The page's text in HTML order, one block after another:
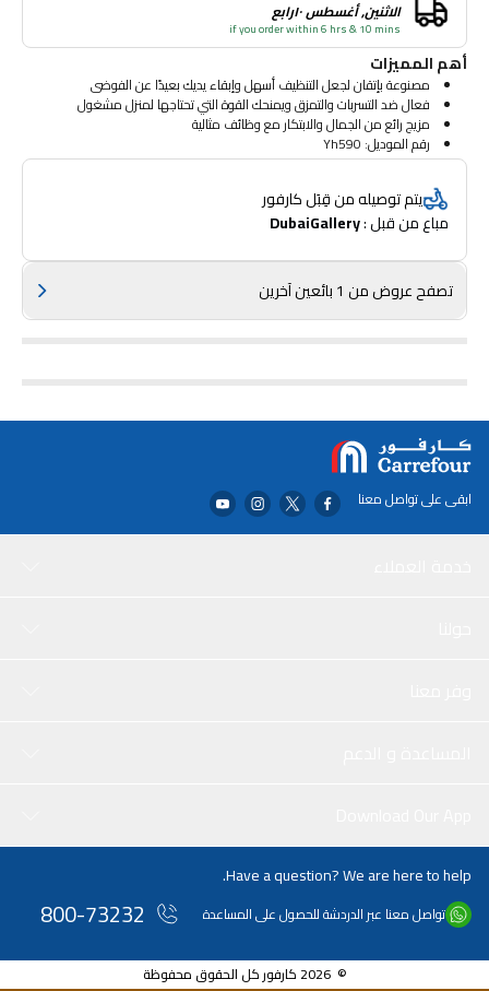
الاثنين, أغسطس ١٠رابع
if you order within 6 hrs & 10 mins
أهم المميزات
مصنوعة بإتقان لجعل التنظيف أسهل وإبقاء يديك بعيدًا عن الفوضى
فعال ضد التسربات والتمزق ويمنحك القوة التي تحتاجها لمنزل مشغول
مزيج رائع من الجمال والابتكار مع وظائف مثالية
رقم الموديل: Yh590
يتم توصيله من قِبَل كارفور
مباع من قبل : DubaiGallery
تصفح عروض من 1 بائعين آخرين
ابقى على تواصل معنا
Have a question? We are here to help.
تواصل معنا عبر الدردشة للحصول على المساعدة 800-73232
© 2026 كارفور كل الحقوق محفوظة